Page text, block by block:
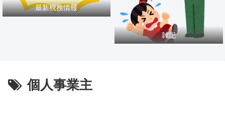
最新税務情報
雑記
個人事業主